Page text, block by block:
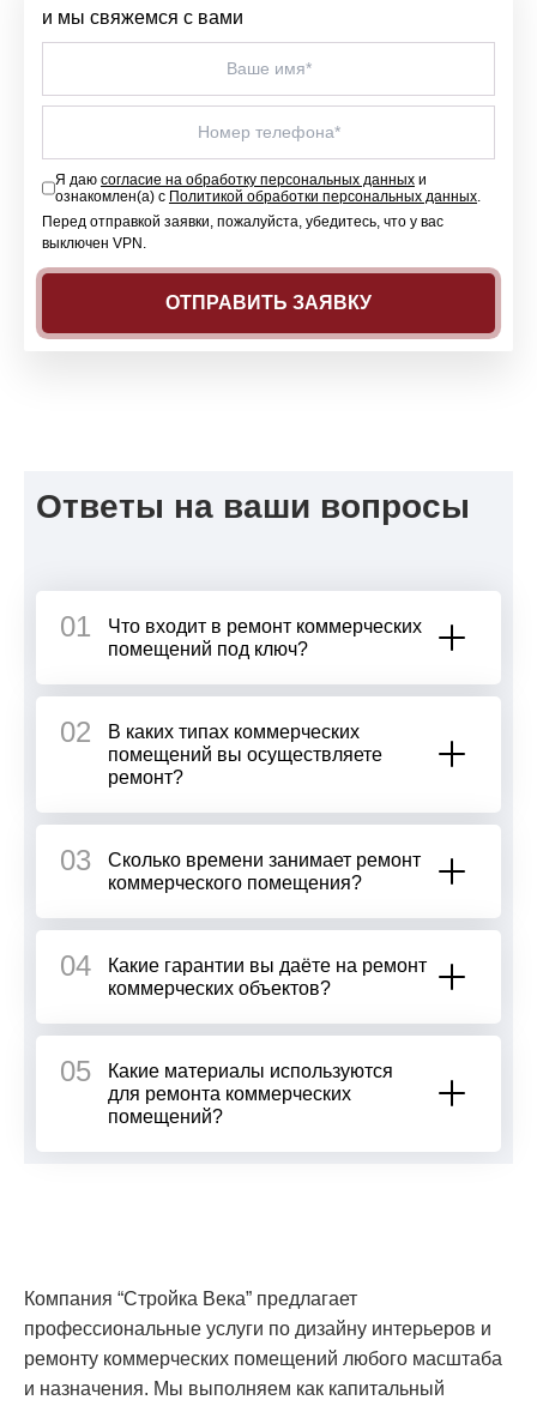
и мы свяжемся с вами
Я даю согласие на обработку персональных данныхи
ознакомлен(а) с Политикой обработки персональных данных.
Перед отправкой заявки, пожалуйста, убедитесь, что у вас
выключен VPN.
Ответы на ваши вопросы
01
Что входит в ремонт коммерческих
помещений под ключ?
02
В каких типах коммерческих
помещений вы осуществляете
ремонт?
03
Сколько времени занимает ремонт
коммерческого помещения?
04
Какие гарантии вы даёте на ремонт
коммерческих объектов?
05
Какие материалы используются
для ремонта коммерческих
помещений?
Компания “Стройка Века” предлагает
профессиональные услуги по дизайну интерьеров и
ремонту коммерческих помещений любого масштаба
и назначения. Мы выполняем как капитальный